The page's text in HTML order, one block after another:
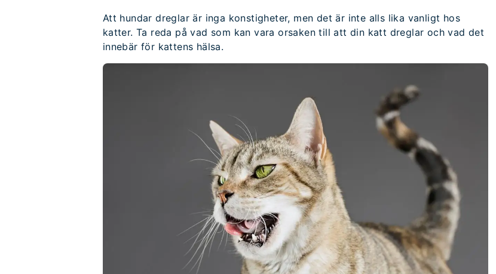
Att hundar dreglar är inga konstigheter, men det är inte alls lika vanligt hos
katter. Ta reda på vad som kan vara orsaken till att din katt dreglar och vad det
innebär för kattens hälsa.